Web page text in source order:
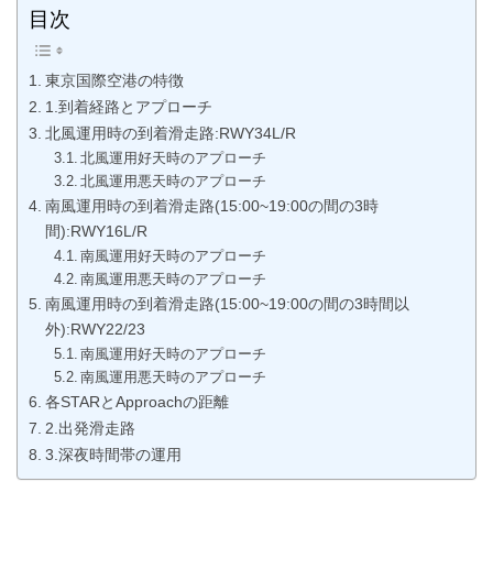
目次
東京国際空港の特徴
1.到着経路とアプローチ
北風運用時の到着滑走路:RWY34L/R
北風運用好天時のアプローチ
北風運用悪天時のアプローチ
南風運用時の到着滑走路(15:00~19:00の間の3時
間):RWY16L/R
南風運用好天時のアプローチ
南風運用悪天時のアプローチ
南風運用時の到着滑走路(15:00~19:00の間の3時間以
外):RWY22/23
南風運用好天時のアプローチ
南風運用悪天時のアプローチ
各STARとApproachの距離
2.出発滑走路
3.深夜時間帯の運用